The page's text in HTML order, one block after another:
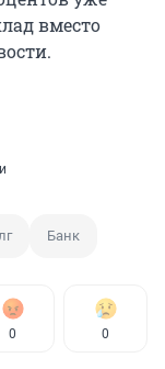
вместо
Банк
0 0